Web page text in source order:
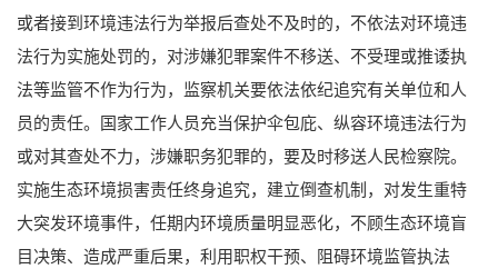
或者接到环境违法行为举报后查处不及时的，不依法对环境违
法行为实施处罚的，对涉嫌犯罪案件不移送、不受理或推诿执
法等监管不作为行为，监察机关要依法依纪追究有关单位和人
员的责任。国家工作人员充当保护伞包庇、纵容环境违法行为
或对其查处不力，涉嫌职务犯罪的，要及时移送人民检察院。
实施生态环境损害责任终身追究，建立倒查机制，对发生重特
大突发环境事件，任期内环境质量明显恶化，不顾生态环境盲
目决策、造成严重后果，利用职权干预、阻碍环境监管执法